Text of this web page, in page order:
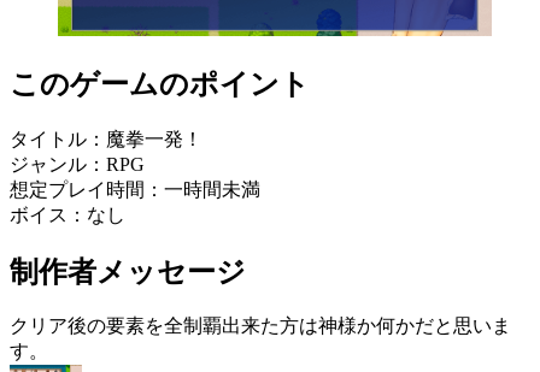
このゲームのポイント
タイトル：魔拳一発！
ジャンル：RPG
想定プレイ時間：一時間未満
ボイス：なし
制作者メッセージ
クリア後の要素を全制覇出来た方は神様か何かだと思いま
す。